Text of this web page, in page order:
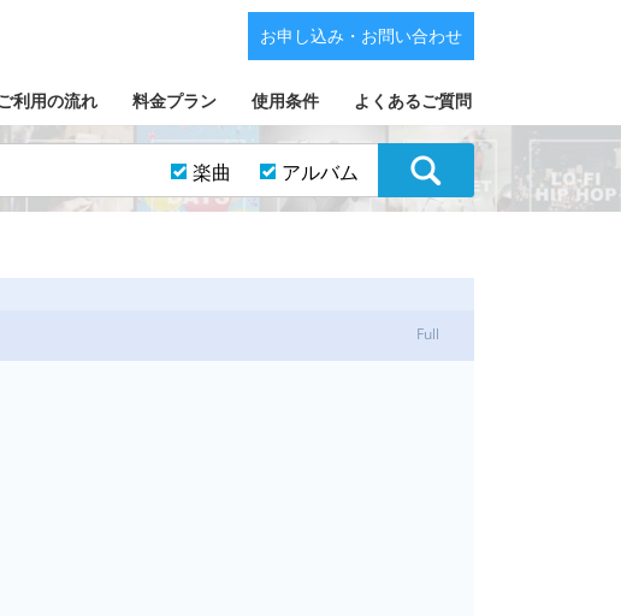
利用の流れ 料金プラン 使用条件 よくあるご質問
お申し込み・お問い合わせ
楽曲 アルバム
Full